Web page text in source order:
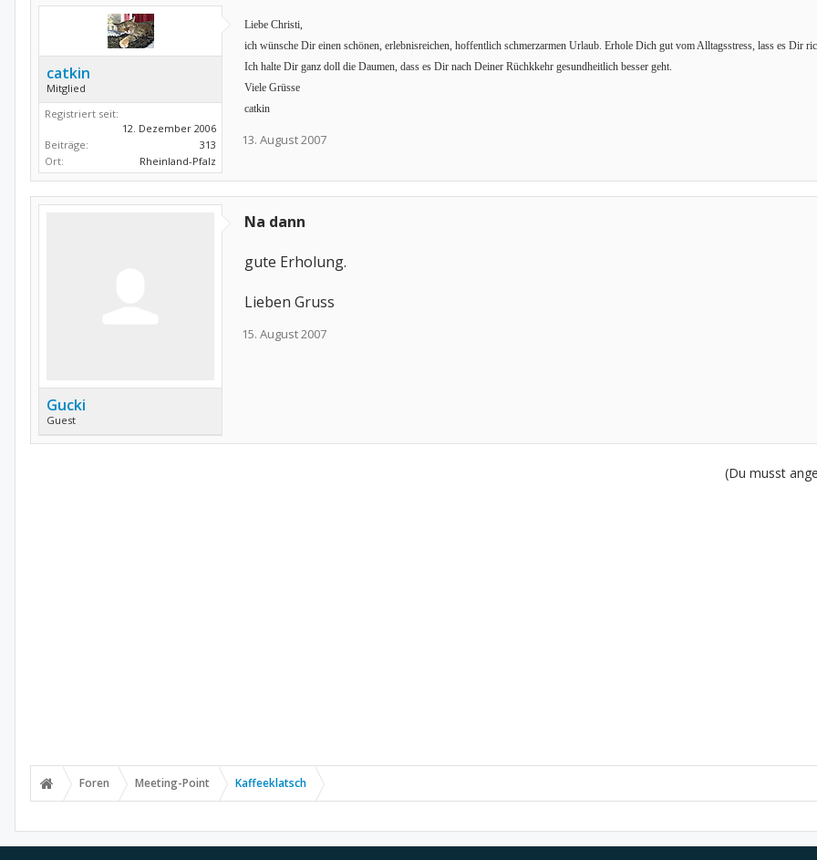
catkin
Mitglied
Registriert seit:
12. Dezember 2006
Beiträge:
313
Ort:
Rheinland-Pfalz
Liebe Christi,
ich wünsche Dir einen schönen, erlebnisreichen, hoffentlich schmerzarmen Urlaub. Erhole Dich gut vom Alltagsstress, lass es Dir
Ich halte Dir ganz doll die Daumen, dass es Dir nach Deiner Rüchkkehr gesundheitlich besser geht.
Viele Grüsse
catkin
13. August 2007
Gucki
Guest
Na dann
gute Erholung.
Lieben Gruss
15. August 2007
(Du musst
Foren Meeting-Point Kaffeeklatsch